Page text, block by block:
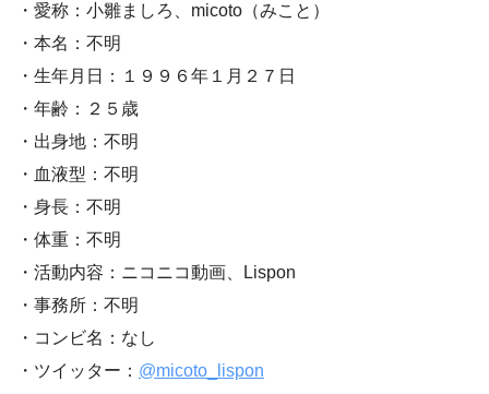
・愛称：小雛ましろ、micoto（みこと）
・本名：不明
・生年月日：１９９６年１月２７日
・年齢：２５歳
・出身地：不明
・血液型：不明
・身長：不明
・体重：不明
・活動内容：ニコニコ動画、Lispon
・事務所：不明
・コンビ名：なし
・ツイッター： @micoto_lispon